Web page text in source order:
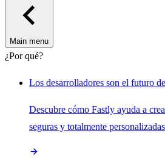
Main menu
¿Por qué?
Los desarrolladores son el futuro
Descubre cómo Fastly ayuda a
seguras y totalmente